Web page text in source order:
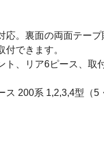
応。裏面の両面テー
付できます。
ト、リア6ピース、取
ス 200系 1,2,3,4型（5